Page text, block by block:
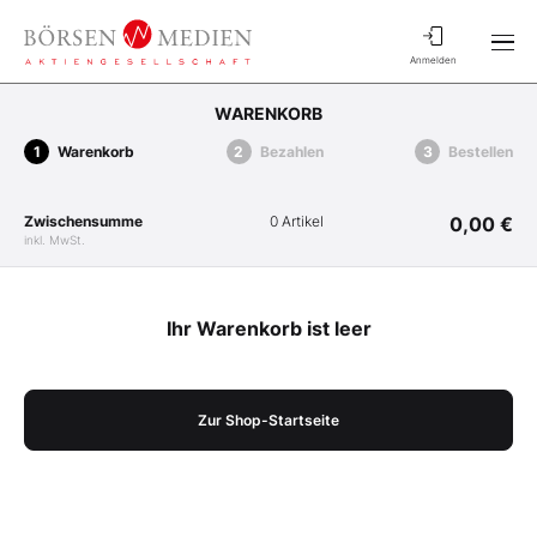
Anmelden
WARENKORB
Warenkorb Bezahlen Bestellen
Zwischensumme
inkl. MwSt.
0 Artikel 0,00 €
Ihr Warenkorb ist leer
Zur Shop-Startseite